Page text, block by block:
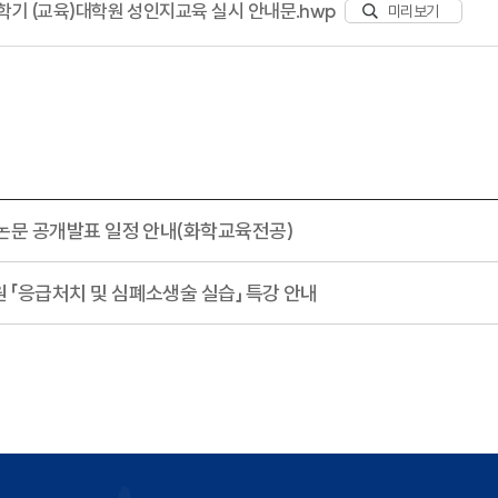
(교육)대학원 성인지교육 실시 안내문.hwp 미리보기
공개발표 일정 안내(화학교육전공)
응급처치 및 심폐소생술 실습」 특강 안내